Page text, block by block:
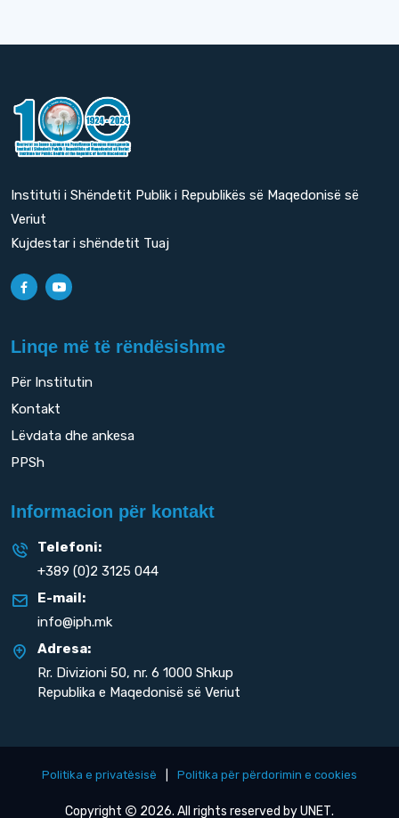
Instituti i Shëndetit Publik i Republikës së Maqedonisë së
Veriut
Kujdestar i shëndetit Tuaj
Linqe më të rëndësishme
Për Institutin
Kontakt
Lëvdata dhe ankesa
PPSh
Informacion për kontakt
Telefoni:
+389 (0)2 3125 044
E-mail:
info@iph.mk
Adresa:
Rr. Divizioni 50, nr. 6 1000 Shkup
Republika e Maqedonisë së Veriut
Politika e privatësisë Politika për përdorimin e cookies
Copyright 2026. All rights reserved byUNET.